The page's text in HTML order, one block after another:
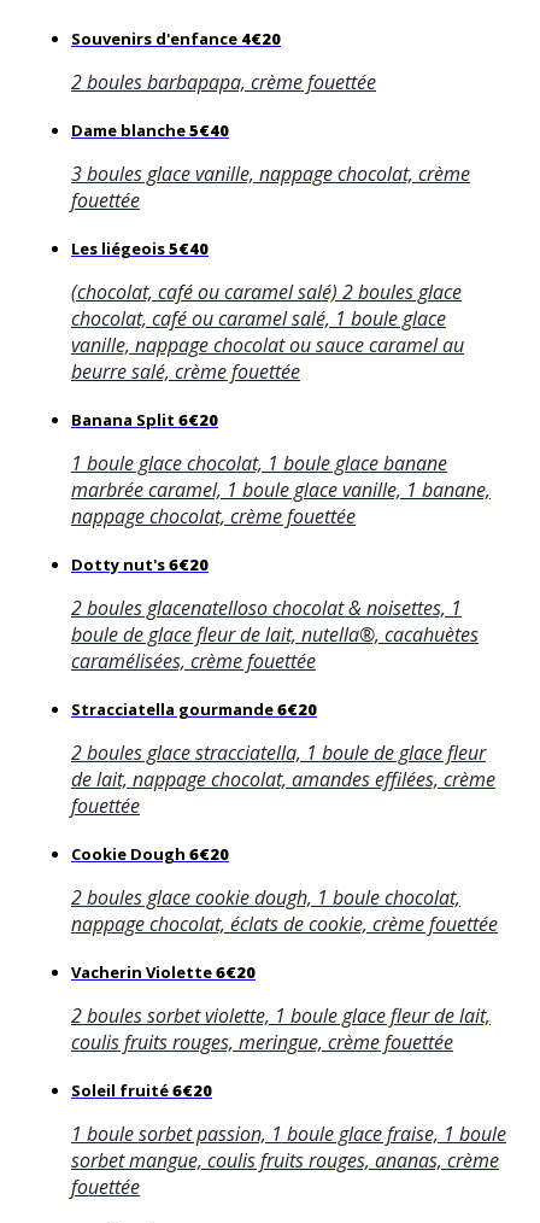
Souvenirs d'enfance 4€20
2 boules barbapapa, crème fouettée
Dame blanche5€40
3 boules glace vanille, nappage chocolat, crème
fouettée
Les liégeois5€40
(chocolat, café ou caramel salé) 2 boules glace
chocolat, café ou caramel salé, 1 boule glace
vanille, nappage chocolat ou sauce caramel au
beurre salé, crème fouettée
Banana Split 6€20
1 boule glace chocolat, 1 boule glace banane
marbrée caramel, 1 boule glace vanille, 1 banane,
nappage chocolat, crème fouettée
Dotty nut's6€20
2 boules glacenatelloso chocolat & noisettes, 1
boule de glace fleur de lait, nutella®, cacahuètes
caramélisées, crème fouettée
Stracciatella gourmande6€20
2 boules glace stracciatella, 1 boule de glace fleur
de lait, nappage chocolat, amandes effilées, crème
fouettée
Cookie Dough 6€20
2 boules glace cookie dough, 1 boule chocolat,
nappage chocolat, éclats de cookie, crème fouettée
Vacherin Violette6€20
2 boules sorbet violette, 1 boule glace fleur de lait,
coulis fruits rouges, meringue, crème fouettée
Soleil fruité6€20
1 boule sorbet passion, 1 boule glace fraise, 1 boule
sorbet mangue, coulis fruits rouges, ananas, crème
fouettée